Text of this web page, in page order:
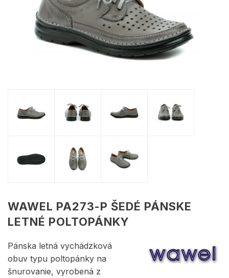
WAWEL PA273-P ŠEDÉ PÁNSKE
LETNÉ POLTOPÁNKY
Pánska letná vychádzková
obuv typu poltopánky na
šnurovanie, vyrobená z